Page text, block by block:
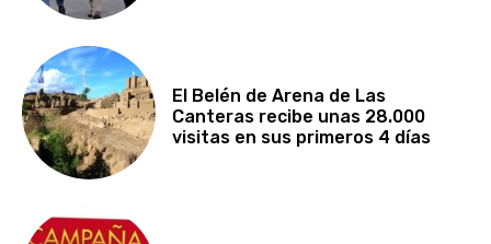
El Belén de Arena de Las
Canteras recibe unas 28.000
visitas en sus primeros 4 días